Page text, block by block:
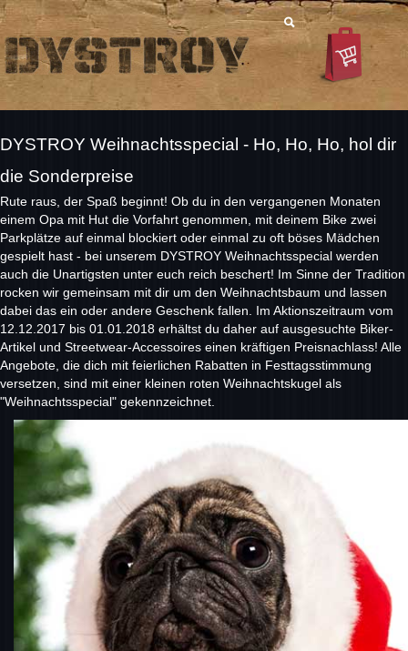
DYSTROY Weihnachtsspecial - Ho, Ho, Ho, hol dir
die Sonderpreise
Rute raus, der Spaß beginnt! Ob du in den vergangenen Monaten
einem Opa mit Hut die Vorfahrt genommen, mit deinem Bike zwei
Parkplätze auf einmal blockiert oder einmal zu oft böses Mädchen
gespielt hast - bei unserem DYSTROY Weihnachtsspecial werden
auch die Unartigsten unter euch reich beschert! Im Sinne der Tradition
rocken wir gemeinsam mit dir um den Weihnachtsbaum und lassen
dabei das ein oder andere Geschenk fallen. Im Aktionszeitraum vom
12.12.2017 bis 01.01.2018 erhältst du daher auf ausgesuchte Biker-
Artikel und Streetwear-Accessoires einen kräftigen Preisnachlass! Alle
Angebote, die dich mit feierlichen Rabatten in Festtagsstimmung
versetzen, sind mit einer kleinen roten Weihnachtskugel als
"Weihnachtsspecial" gekennzeichnet.